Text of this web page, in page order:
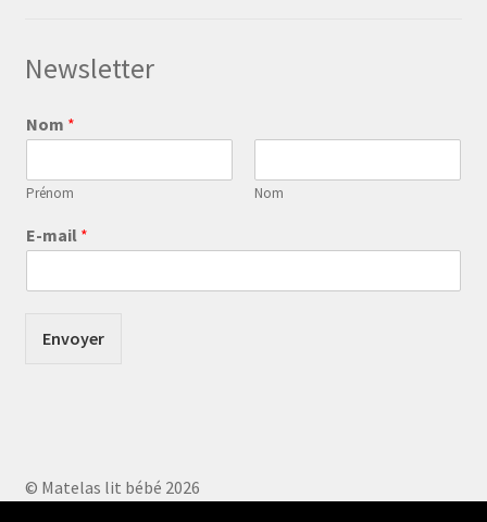
Newsletter
Nom *
Prénom Nom
E-mail *
Envoyer
© Matelas lit bébé 2026